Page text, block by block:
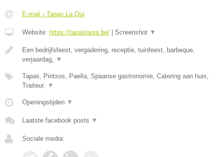
E-mail › Tapas La Qia
Website: https://tapaslaqia.be/ | Screenshot ▼
Een bedrijfsfeest, vergadering, receptie, tuinfeest, barbeque,
verjaardag,
▼
Tapas, Pintxos, Paella, Spaanse gastronomie, Catering aan huis,
Traiteur,
▼
Openingstijden ▼
Laatste facebook posts ▼
Sociale media: